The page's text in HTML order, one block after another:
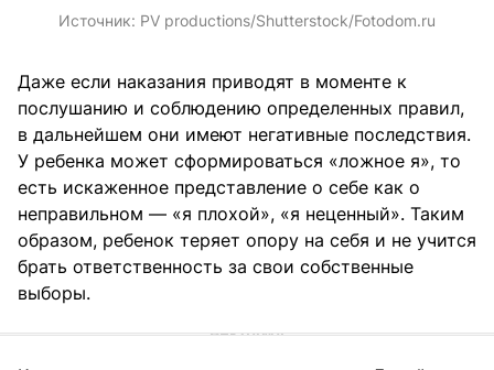
Источник: PV productions/Shutterstock/Fotodom.ru
Даже если наказания приводят в моменте к
послушанию и соблюдению определенных правил,
в дальнейшем они имеют негативные последствия.
У ребенка может сформироваться «ложное я», то
есть искаженное представление о себе как о
неправильном — «я плохой», «я неценный». Таким
образом, ребенок теряет опору на себя и не учится
брать ответственность за свои собственные
выборы.